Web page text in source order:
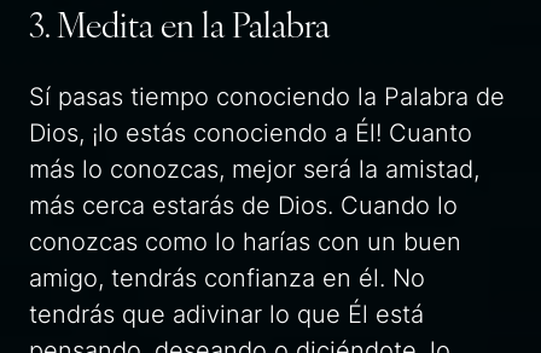
3. Medita en la Palabra
Sí pasas tiempo conociendo la Palabra de
Dios, ¡lo estás conociendo a Él! Cuanto
más lo conozcas, mejor será la amistad,
más cerca estarás de Dios. Cuando lo
conozcas como lo harías con un buen
amigo, tendrás confianza en él. No
tendrás que adivinar lo que Él está